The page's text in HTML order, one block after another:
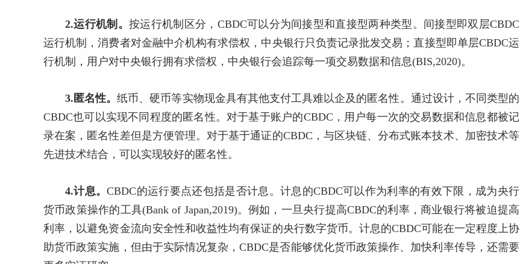
2.运行机制。 按运行机制区分，CBDC可以分为间接型和直接型两种类型。间接型即双层CBDC
运行机制，消费者对金融中介机构有求偿权，中央银行只负责记录批发交易；直接型即单层CBDC运
行机制，用户对中央银行拥有求偿权，中央银行会追踪每一项交易数据和信息(BIS,2020)。
3.匿名性。纸币、硬币等实物现金具有其他支付工具难以企及的匿名性。通过设计，不同类型的
CBDC也可以实现不同程度的匿名性。对于基于账户的CBDC，用户每一次的交易数据和信息都被记
录在案，匿名性差但是方便管理。对于基于通证的CBDC，与区块链、分布式账本技术、加密技术等
先进技术结合，可以实现较好的匿名性。
4.计息。CBDC的运行要点还包括是否计息。计息的CBDC可以作为利率的有效下限，成为央行
货币政策操作的工具(Bank of Japan,2019)。例如，一旦央行提高CBDC的利率，商业银行将被迫提高
利率，以避免资金流向安全性和收益性均有保证的央行数字货币。计息的CBDC可能在一定程度上协
助货币政策实施，但由于实际情况复杂，CBDC是否能够优化货币政策操作、加快利率传导，还需要